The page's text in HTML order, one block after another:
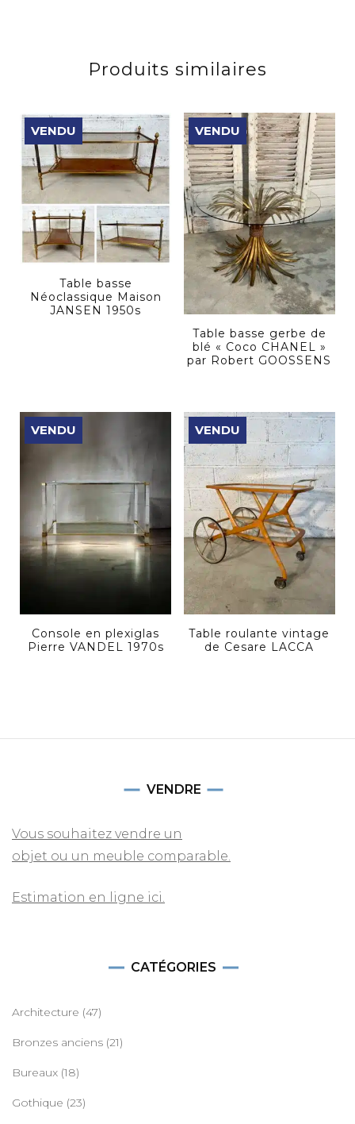
Produits similaires
VENDU
Table basse
Néoclassique Maison
JANSEN 1950s
VENDU
Table basse gerbe de
blé « Coco CHANEL »
par Robert GOOSSENS
VENDU
Console en plexiglas
Pierre VANDEL 1970s
VENDU
Table roulante vintage
de Cesare LACCA
VENDRE
Vous souhaitez vendre un
objet ou un meuble comparable.
Estimation en ligne ici.
CATÉGORIES
Architecture (47)
Bronzes anciens (21)
Bureaux (18)
Gothique (23)